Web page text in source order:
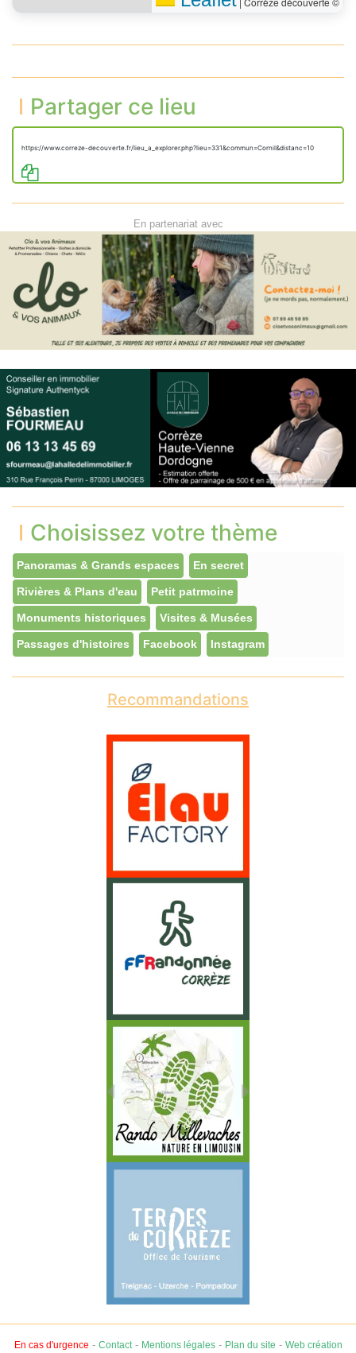
Partager ce lieu
https://www.correze-decouverte.fr/lieu_a_explorer.php?lieu=331&commun=Cornil&distanc=10
En partenariat avec
Choisissez votre thème
Panoramas & Grands espaces En secret
Rivières & Plans d'eau Petit patrmoine
Monuments historiques Visites & Musées
Passages d'histoires Facebook Instagram
Recommandations
En cas d'urgence - Contact- Mentions légales- Plan du site - Web création